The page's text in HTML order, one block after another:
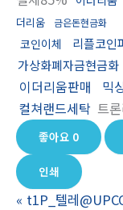
더리움
금은돈현금화
코인이체 리플코인
가상화폐자금현금화
이더리움판매 믹
컬쳐랜드세탁 트
좋아요 0
인쇄
« t1P_텔레